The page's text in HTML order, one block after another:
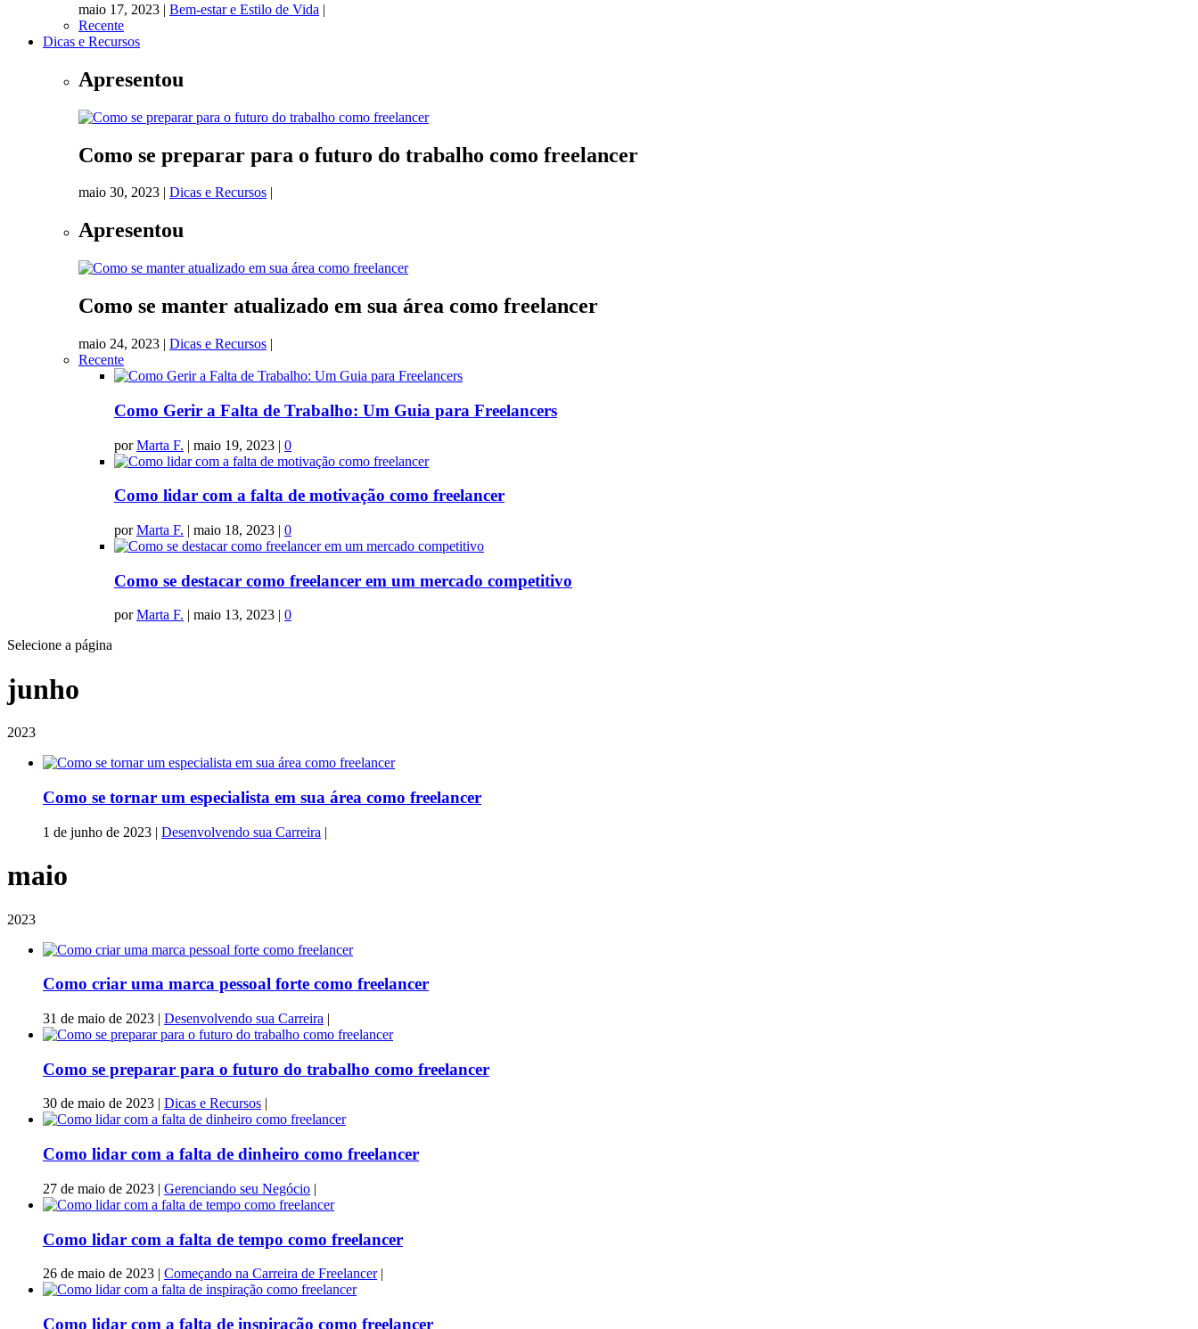
maio 17, 2023 | Bem-estar e Estilo de Vida |
Recente
Dicas e Recursos
Apresentou
Como se preparar para o futuro do trabalho como freelancer
maio 30, 2023 Dicas e Recursos
Apresentou
Como se manter atualizado em sua área como freelancer
maio 24, 2023 | Dicas e Recursos |
Recente
Como Gerir a Falta de Trabalho: Um Guia para Freelancers
porMarta F. | maio 19, 2023 | 0
Como lidar com a falta de motivação como freelancer
porMarta F. | maio 18, 2023 | 0
Como se destacar como freelancer em um mercado competitivo
porMarta F. | maio 13, 2023 | 0
Selecione a página
junho
2023
Como se tornar um especialista em sua área como freelancer
1 de junho de 2023 | Desenvolvendo sua Carreira |
maio
2023
Como criar uma marca pessoal forte como freelancer
31 de maio de 2023 | Desenvolvendo sua Carreira |
Como se preparar para o futuro do trabalho como freelancer
30 de maio de 2023 Dicas e Recursos
Como lidar com a falta de dinheiro como freelancer
27 de maio de 2023 | Gerenciando seu Negócio |
Como lidar com a falta de tempo como freelancer
26 de maio de 2023 | Começando na Carreira de Freelancer|
Como lidar com a falta de inspiração como freelancer